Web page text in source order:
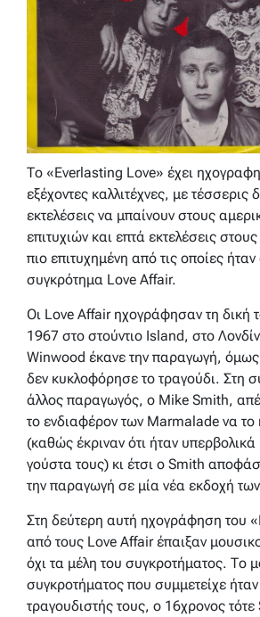
Το «Everlasting Love» έχει
εξέχοντες καλλιτέχνες, με τέσσερις
εκτελέσεις να μπαίνουν στους
επιτυχιών και επτά εκτελέσεις
πιο επιτυχημένη από τις οποίες
συγκρότημα Love Affair.
Οι Love Affair ηχογράφησαν τη δική
1967 στο στούντιο Island, στο
Winwood έκανε την παραγωγή,
δεν κυκλοφόρησε το τραγούδι. Στη
άλλος παραγωγός, ο Mike Smith,
το ενδιαφέρον των Marmalade να
(καθώς έκριναν ότι ήταν υπερβολικά
γούστα τους) κι έτσι ο Smith
την παραγωγή σε μία νέα εκδοχή
Στη δεύτερη αυτή ηχογράφηση του
από τους Love Affair έπαιξαν
όχι τα μέλη του συγκροτήματος. Το
συγκροτήματος που συμμετείχε
τραγουδιστής τους, ο 16χρονος